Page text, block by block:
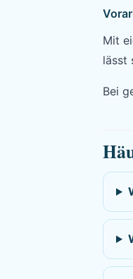
Mit
lässt
Bei